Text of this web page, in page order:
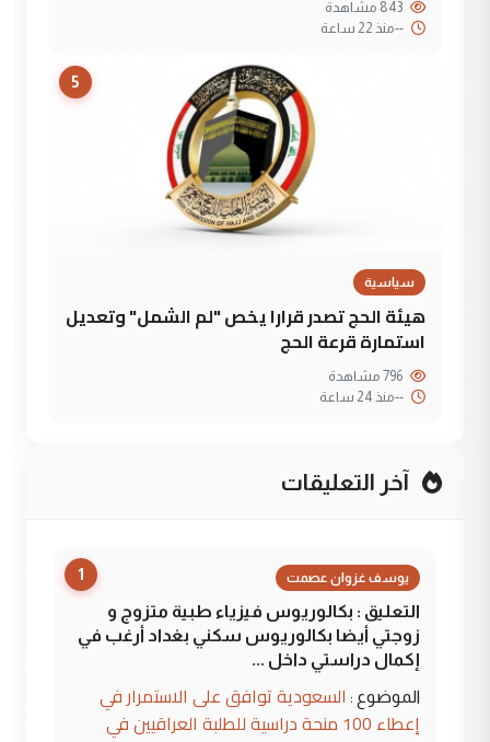
--منذ 22 ساعة
5
سياسية
هيئة الحج تصدر قرارا يخص "لم الشمل" وتعديل
استمارة قرعة الحج
--منذ 24 ساعة
آخر التعليقات
1 يوسف غزوان عصمت
التعليق : بكالوريوس فيزياء طبية متزوج و
زوجتي أيضا بكالوريوس سكني بغداد أرغب في
إكمال دراستي داخل ...
الموضوع : السعودية توافق على الاستمرار في
إعطاء 100 منحة دراسية للطلبة العراقيين في